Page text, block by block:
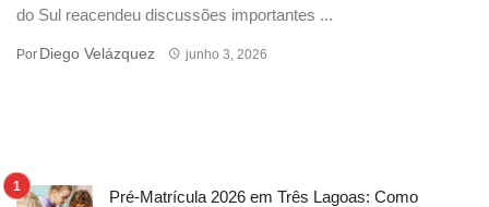
do Sul reacendeu discussões importantes ...
Por Diego Velázquez junho 3, 2026
Pré-Matrícula 2026 em Três Lagoas: Como